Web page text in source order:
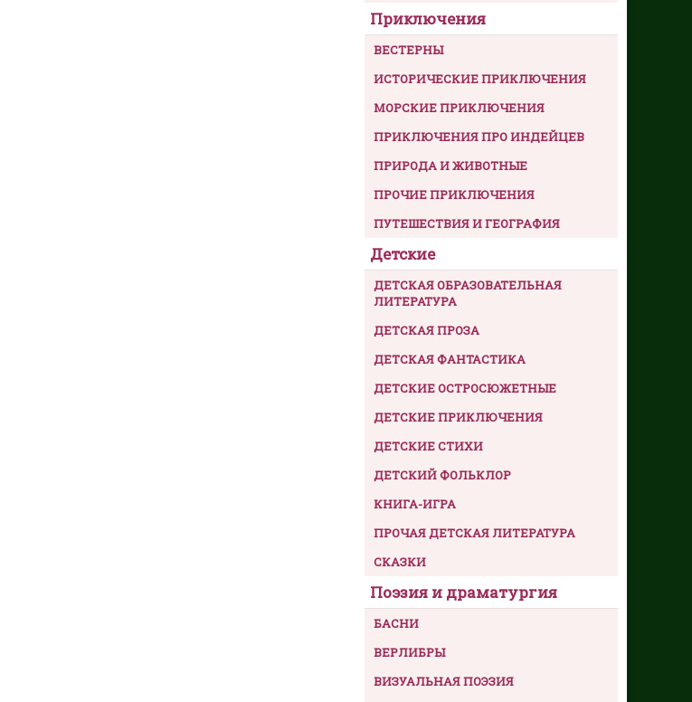
Приключения
ВЕСТЕРНЫ
ИСТОРИЧЕСКИЕ ПРИКЛЮЧЕНИЯ
МОРСКИЕ ПРИКЛЮЧЕНИЯ
ПРИКЛЮЧЕНИЯ ПРО ИНДЕЙЦЕВ
ПРИРОДА И ЖИВОТНЫЕ
ПРОЧИЕ ПРИКЛЮЧЕНИЯ
ПУТЕШЕСТВИЯ И ГЕОГРАФИЯ
Детские
ДЕТСКАЯ ОБРАЗОВАТЕЛЬНАЯ
ЛИТЕРАТУРА
ДЕТСКАЯ ПРОЗА
ДЕТСКАЯ ФАНТАСТИКА
ДЕТСКИЕ ОСТРОСЮЖЕТНЫЕ
ДЕТСКИЕ ПРИКЛЮЧЕНИЯ
ДЕТСКИЕ СТИХИ
ДЕТСКИЙ ФОЛЬКЛОР
КНИГА-ИГРА
ПРОЧАЯ ДЕТСКАЯ ЛИТЕРАТУРА
СКАЗКИ
Поэзия и драматургия
БАСНИ
ВЕРЛИБРЫ
ВИЗУАЛЬНАЯ ПОЭЗИЯ